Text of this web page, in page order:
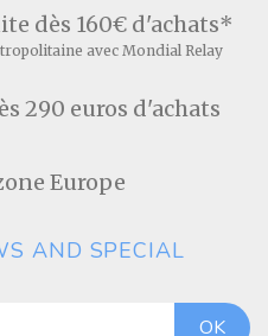
dès 160€ d'achats*
avec Mondial Relay
290 euros d'achats
Europe
AND SPECIAL